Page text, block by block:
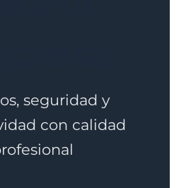
seguridad y
con calidad